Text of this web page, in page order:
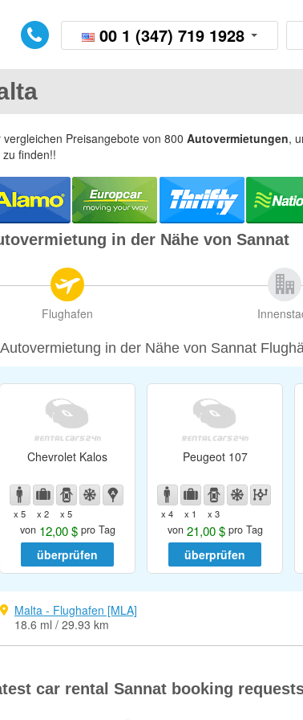
00 1 (347) 719 1928
vergleichen Preisangebote von 800 Autovermietungen,
zu finden!!
in der Nähe von Sannat
Flughafen
Autovermietung in der Nähe von Sannat
Chevrolet Kalos
x 5 x 2 x 5
von 12,00 $ pro Tag
überprüfen
Peugeot 107
x 4 x 1 x 3
von 21,00 $ pro Tag
überprüfen
Malta - Flughafen [MLA]
18.6 ml / 29.93 km
car rental Sannat booking